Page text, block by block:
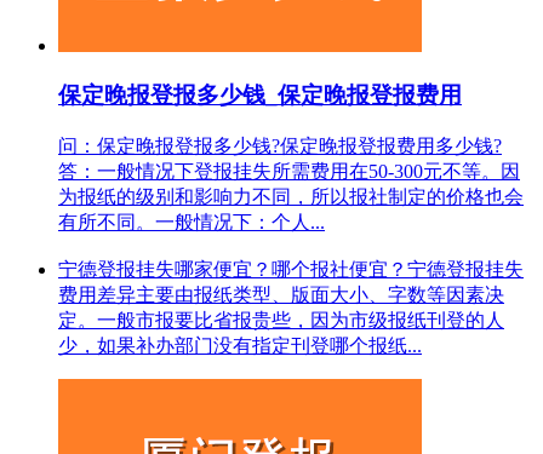
保定晚报登报多少钱_保定晚报登报费用
问：保定晚报登报多少钱?保定晚报登报费用多少钱?
答：一般情况下登报挂失所需费用在50-300元不等。因
为报纸的级别和影响力不同，所以报社制定的价格也会
有所不同。一般情况下：个人...
宁德登报挂失哪家便宜？哪个报社便宜？宁德登报挂失
费用差异主要由报纸类型、版面大小、字数等因素决
定。一般市报要比省报贵些，因为市级报纸刊登的人
少，如果补办部门没有指定刊登哪个报纸...